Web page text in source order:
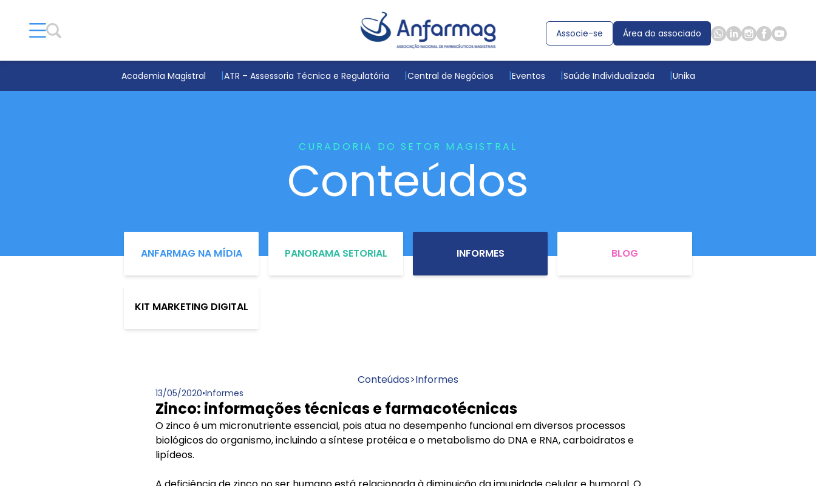
Associe-se Área do associado
Academia Magistral ATR – Assessoria Técnica e Regulatória Central de Negócios Eventos Saúde Individualizada Unika
CURADORIA DO SETOR MAGISTRAL
Conteúdos
ANFARMAG NA MÍDIA PANORAMA SETORIAL INFORMES BLOG
KIT MARKETING DIGITAL
Conteúdos>Informes
13/05/2020•Informes
Zinco: informações técnicas e farmacotécnicas
O zinco é um micronutriente essencial, pois atua no desempenho funcional em diversos processos
biológicos do organismo, incluindo a síntese protéica e o metabolismo do DNA e RNA, carboidratos e
lipídeos.